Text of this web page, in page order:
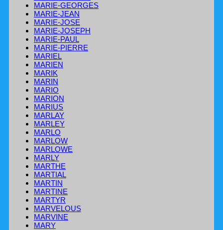
MARIE-GEORGES
MARIE-JEAN
MARIE-JOSE
MARIE-JOSEPH
MARIE-PAUL
MARIE-PIERRE
MARIEL
MARIEN
MARIK
MARIN
MARIO
MARION
MARIUS
MARLAY
MARLEY
MARLO
MARLOW
MARLOWE
MARLY
MARTHE
MARTIAL
MARTIN
MARTINE
MARTYR
MARVELOUS
MARVINE
MARY